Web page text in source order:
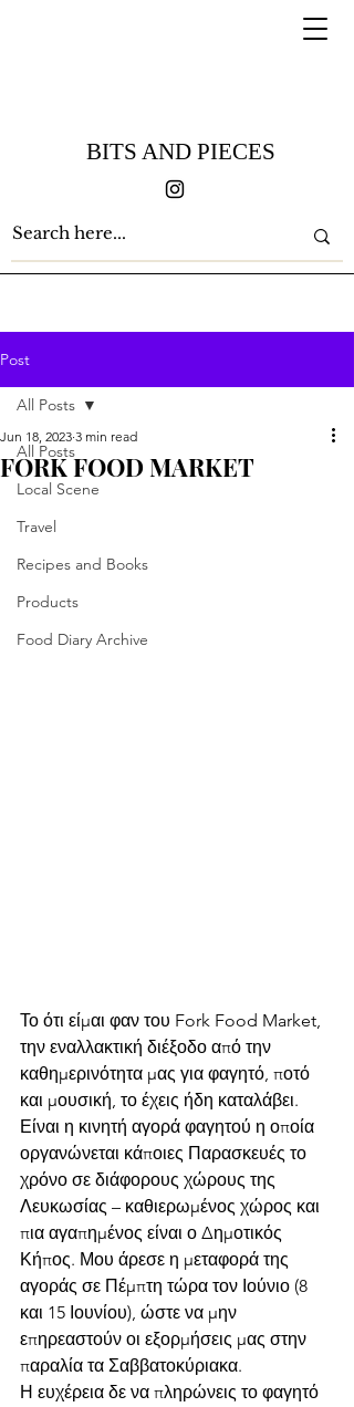
BITS AND PIECES
Post
All Posts
Local Scene
Travel
Recipes and Books
Products
Food Diary Archive
All Posts
FORK FOOD MARKET
Jun 18, 2023 3 min read
Το ότι είμαι φαν του Fork Food Market,
την εναλλακτική διέξοδο από την
καθημερινότητα μας για φαγητό, ποτό
και μουσική, το έχεις ήδη καταλάβει.
Είναι η κινητή αγορά φαγητού η οποία
οργανώνεται κάποιες Παρασκευές το
χρόνο σε διάφορους χώρους της
Λευκωσίας – καθιερωμένος χώρος και
πια αγαπημένος είναι ο Δημοτικός
Κήπος. Μου άρεσε η μεταφορά της
αγοράς σε Πέμπτη τώρα τον Ιούνιο (8
και 15 Ιουνίου), ώστε να μην
επηρεαστούν οι εξορμήσεις μας στην
παραλία τα Σαββατοκύριακα.
Η ευχέρεια δε να πληρώνεις το φαγητό